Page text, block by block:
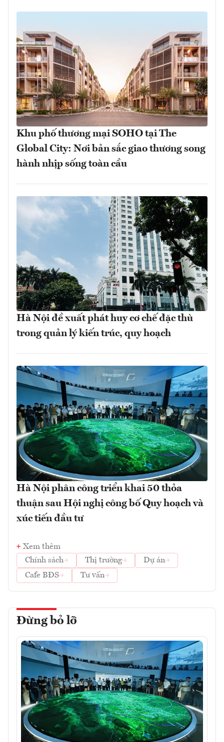
Khu phố thương mại SOHO tại The
Global City: Nơi bản sắc giao thương song
hành nhịp sống toàn cầu
Hà Nội đề xuất phát huy cơ chế đặc thù
trong quản lý kiến trúc, quy hoạch
Hà Nội phân công triển khai 50 thỏa
thuận sau Hội nghị công bố Quy hoạch và
xúc tiến đầu tư
Xem thêm
Chính sách
Thị trường
Dự án
Cafe BĐS
Tư vấn
Đừng bỏ lỡ